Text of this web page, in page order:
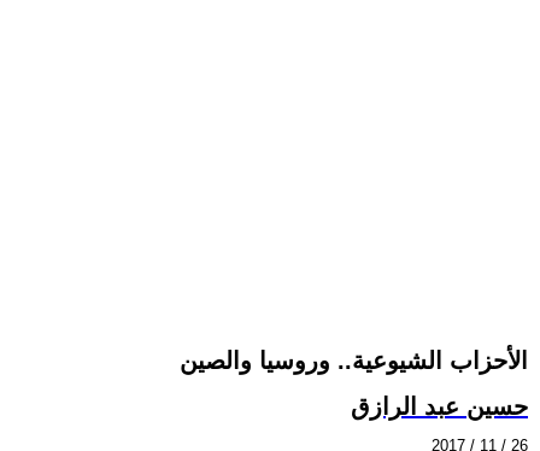
الأحزاب الشيوعية.. وروسيا والصين
حسين عبد الرازق
2017 / 11 / 26